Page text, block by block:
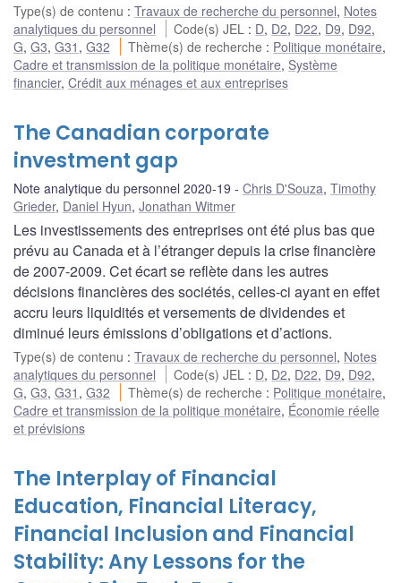
Type(s) de contenu : Travaux de recherche du personnel, Notes
analytiques du personnel
Code(s) JEL : D, D2, D22, D9, D92,
G, G3, G31 , G32 Thème(s) de recherche : Politique monétaire,
Cadre et transmission de la politique monétaire, Système
financier, Crédit aux ménages et aux entreprises
The Canadian corporate
investment gap
Note analytique du personnel 2020-19 Chris D'Souza, Timothy
Grieder, Daniel Hyun, Jonathan Witmer
Les investissements des entreprises ont été plus bas que
prévu au Canada et à l’étranger depuis la crise financière
de 2007-2009. Cet écart se reflète dans les autres
décisions financières des sociétés, celles-ci ayant en effet
accru leurs liquidités et versements de dividendes et
diminué leurs émissions d’obligations et d’actions.
Type(s) de contenu : Travaux de recherche du personnel, Notes
analytiques du personnel
Code(s) JEL : D, D2, D22, D9, D92,
G, G3, G31 , G32 Thème(s) de recherche : Politique monétaire,
Cadre et transmission de la politique monétaire, Économie réelle
et prévisions
The Interplay of Financial
Education, Financial Literacy,
Financial Inclusion and Financial
Stability: Any Lessons for the